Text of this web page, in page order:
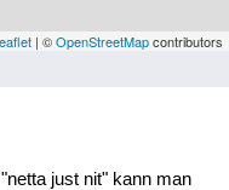
| ©OpenStreetMapcontributors
just nit" kann man